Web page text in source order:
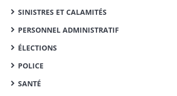
SINISTRES ET CALAMITÉS
PERSONNEL ADMINISTRATIF
ÉLECTIONS
POLICE
SANTÉ